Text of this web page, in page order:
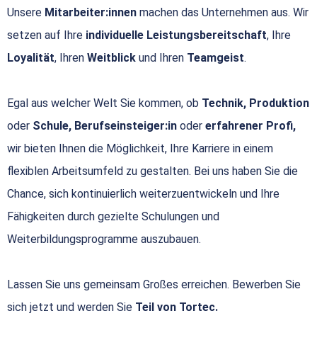
Unsere Mitarbeiter:innen machen das Unternehmen aus. Wir
setzen auf Ihre individuelle Leistungsbereitschaft, Ihre
Loyalität, Ihren Weitblick und Ihren Teamgeist.
Egal aus welcher Welt Sie kommen, ob Technik, Produktion
oder Schule, Berufseinsteiger:in oder erfahrener Profi,
wir bieten Ihnen die Möglichkeit, Ihre Karriere in einem
flexiblen Arbeitsumfeld zu gestalten. Bei uns haben Sie die
Chance, sich kontinuierlich weiterzuentwickeln und Ihre
Fähigkeiten durch gezielte Schulungen und
Weiterbildungsprogramme auszubauen.
Lassen Sie uns gemeinsam Großes erreichen. Bewerben Sie
sich jetzt und werden Sie Teil von Tortec.